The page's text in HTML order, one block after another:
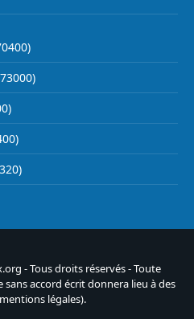
- Tous droits réservés - Toute
accord écrit donnera lieu à des
légales).